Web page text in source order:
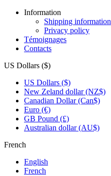
Information
Shipping information
Privacy policy
Témoignages
Contacts
US Dollars ($)
US Dollars ($)
New Zeland dollar (NZ$)
Canadian Dollar (Can$)
Euro (€)
GB Pound (£)
Australian dollar (AU$)
French
English
French